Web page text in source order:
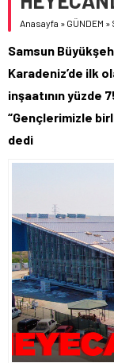
47,5844
55,1152
Anasayfa » GÜNDEM »
Samsun
Karadeniz’de ilk
inşaatının yüzde
“Gençlerimizle
dedi